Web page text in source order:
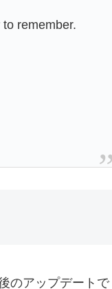
remember.
のアップデートで